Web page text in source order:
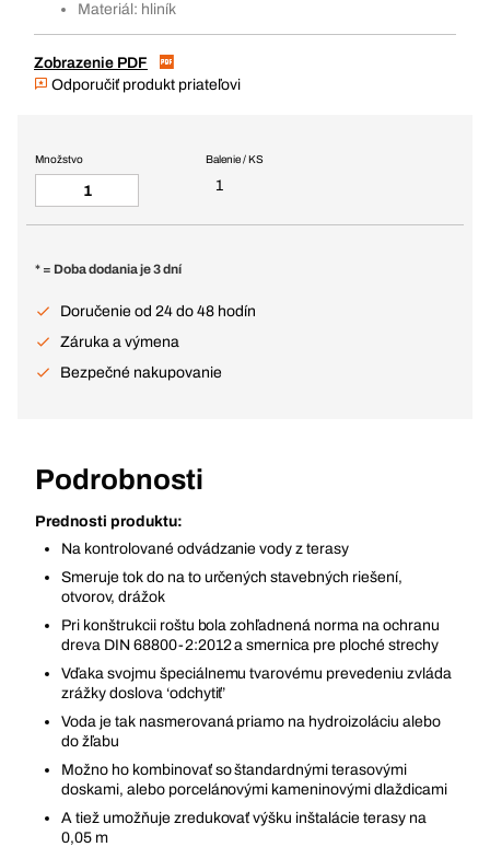
Materiál: hliník
Zobrazenie PDF
Odporučiť produkt priateľovi
Balenie / KS
1
Množstvo
* = Doba dodania je 3 dní
Doručenie od 24 do 48 hodín
Záruka a výmena
Bezpečné nakupovanie
Podrobnosti
Prednosti produktu:
Na kontrolované odvádzanie vody z terasy
Smeruje tok do na to určených stavebných riešení,
otvorov, drážok
Pri konštrukcii roštu bola zohľadnená norma na ochranu
dreva DIN 68800-2:2012 a smernica pre ploché strechy
Vďaka svojmu špeciálnemu tvarovému prevedeniu zvláda
zrážky doslova ‘odchytiť’
Voda je tak nasmerovaná priamo na hydroizoláciu alebo
do žľabu
Možno ho kombinovať so štandardnými terasovými
doskami, alebo porcelánovými kameninovými dlaždicami
A tiež umožňuje zredukovať výšku inštalácie terasy na
0,05 m